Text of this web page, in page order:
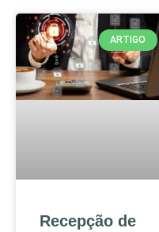
ARTIGO
Recepção de